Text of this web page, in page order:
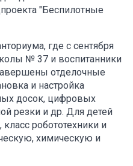
"Беспилотные
где с сентября
№ 37 и воспитанники
отделочные
и настройка
досок, цифровых
резки и др. Для детей
робототехники и
химическую и